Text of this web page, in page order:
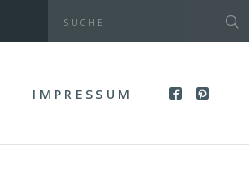
IMPRESSUM